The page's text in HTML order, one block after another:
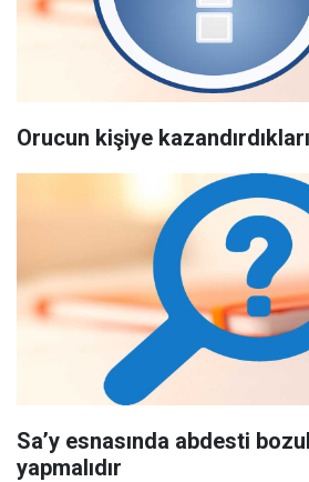
Orucun kişiye
Sa’y esnasında abdesti
yapmalıdır